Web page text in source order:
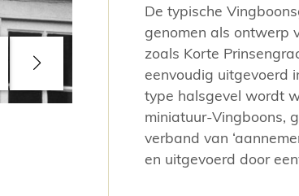
Top Cromhouthuizen aan de
De typische
genomen als ontwerp
zoals Korte
eenvoudig uitgevoerd
type halsgevel wordt
miniatuur-Vingboons,
verband van
en uitgevoerd door